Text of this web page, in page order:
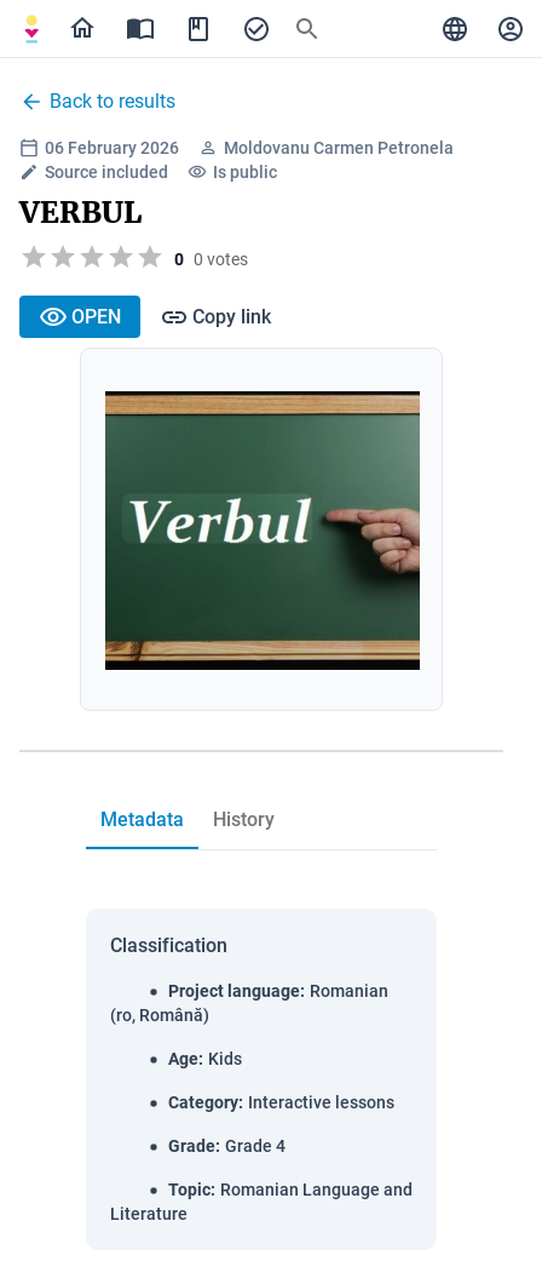
Back to results
06 February 2026
Moldovanu Carmen Petronela
Source included
Is public
VERBUL
0 0 votes
OPEN Copy link
Metadata History
Classification
Project language: Romanian
(ro, Română)
Age: Kids
Category: Interactive lessons
Grade: Grade 4
Topic: Romanian Language and
Literature